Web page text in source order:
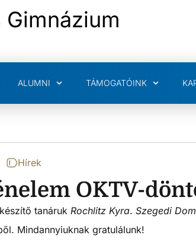
ALUMNI TÁMOGATÓINK
Hírek
OKTV-
tanáruk Rochlitz Kyra. Szegedi
Mindannyiuknak gratulálunk!